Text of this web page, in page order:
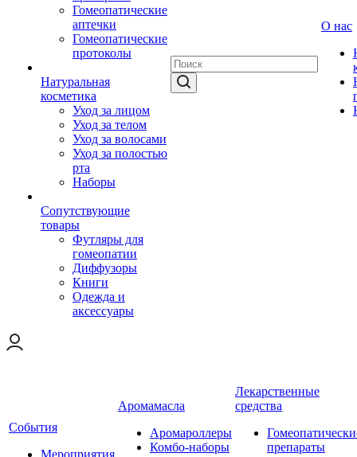
Гомеопатические
аптечки
Гомеопатические
протоколы
Натуральная
косметика
Уход за лицом
Уход за телом
Уход за волосами
Уход за полостью
рта
Наборы
Сопутствующие
товары
Футляры для
гомеопатии
Диффузоры
Книги
Одежда и
аксессуары
О нас
События
Мероприятия
Аромамасла
Аромароллеры
Комбо-наборы
Лекарственные
средства
препараты